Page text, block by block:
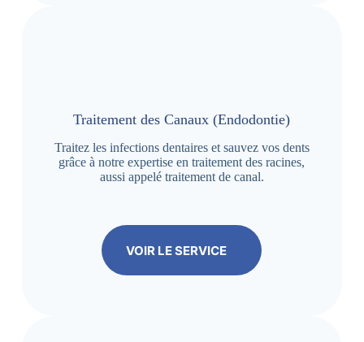
Traitement des Canaux (Endodontie)
Traitez les infections dentaires et sauvez vos dents
grâce à notre expertise en traitement des racines,
aussi appelé traitement de canal.
VOIR LE SERVICE